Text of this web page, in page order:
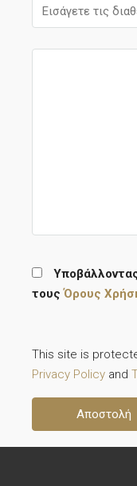
τουςΌρους
This site is
Privacy Policy and